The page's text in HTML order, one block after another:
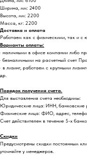
Ширина, мм: 2400
Высота, мм: 2200
Масса, кг: 2200
Доставка и оплата
Работаем как с физическими, так и с
Варианты оплаты:
· наличными в офисе компании либо
· безналичными на расчетный счет
· в лизинг, работаем с крупными
др.
Порядок получения счета.
Для выставления счета необходимы:
Юридические лица: ИНН, банковские
Физические лица: ФИО, адрес,
Счет действителен в течение 5-х
Скидки
Предусмотрены скидки постоянным
уточняйте у менеджеров.